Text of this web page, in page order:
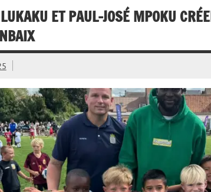
ET PAUL-JOSÉ MPOKU